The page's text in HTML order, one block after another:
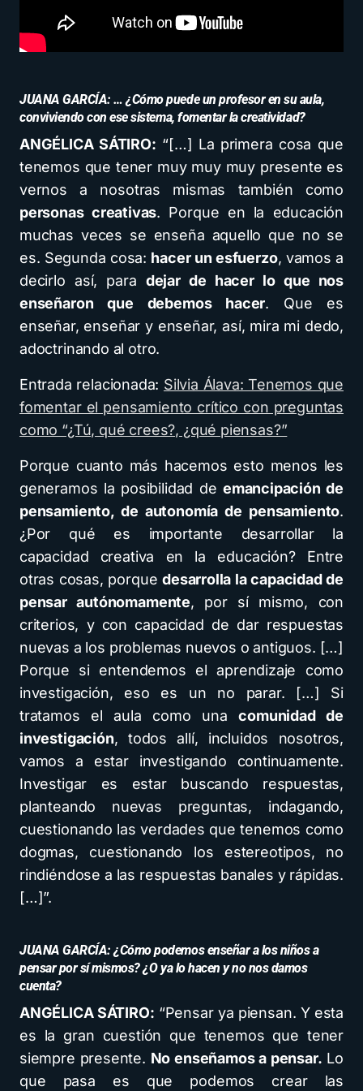
JUANA GARCÍA: … ¿Cómo puede un profesor en su aula,
conviviendo con ese sistema, fomentar la creatividad?
ANGÉLICA SÁTIRO: “[…] La primera cosa que
tenemos que tener muy muy muy presente es
vernos a nosotras mismas también como
personas creativas. Porque en la educación
muchas veces se enseña aquello que no se
es. Segunda cosa: hacer un esfuerzo, vamos a
decirlo así, para dejar de hacer lo que nos
enseñaron que debemos hacer. Que es
enseñar, enseñar y enseñar, así, mira mi dedo,
adoctrinando al otro.
Entrada relacionada: Silvia Álava: Tenemos que
fomentar el pensamiento crítico con preguntas
como “¿Tú, qué crees?, ¿qué piensas?”
Porque cuanto más hacemos esto menos les
generamos la posibilidad de emancipación de
pensamiento, de autonomía de pensamiento.
¿Por qué es importante desarrollar la
capacidad creativa en la educación? Entre
otras cosas, porquedesarrolla la capacidad de
pensar autónomamente, por sí mismo, con
criterios, y con capacidad de dar respuestas
nuevas a los problemas nuevos o antiguos. […]
Porque si entendemos el aprendizaje como
investigación, eso es un no parar. […] Si
tratamos el aula como unacomunidad de
investigación, todos allí, incluidos nosotros,
vamos a estar investigando continuamente.
Investigar es estar buscando respuestas,
planteando nuevas preguntas, indagando,
cuestionando las verdades que tenemos como
dogmas, cuestionando los estereotipos, no
rindiéndose a las respuestas banales y rápidas.
[…]”.
JUANA GARCÍA: ¿Cómo podemos enseñar a los niños a
pensar por sí mismos? ¿O ya lo hacen y no nos damos
cuenta?
ANGÉLICA SÁTIRO: “Pensar ya piensan. Y esta
es la gran cuestión que tenemos que tener
siempre presente. No enseñamos a pensar. Lo
que pasa es que podemos crear las